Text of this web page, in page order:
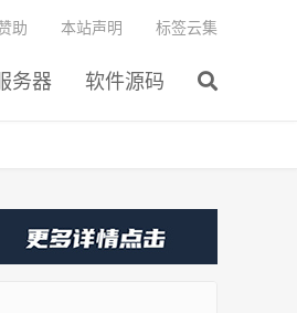
务器 软件源码
助 本站声明 标签云集